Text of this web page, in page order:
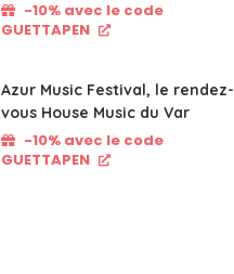
-10% avec le code
GUETTAPEN
Azur Music Festival, le rendez-
vous House Music du Var
-10% avec le code
GUETTAPEN